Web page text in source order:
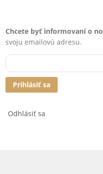
Chcete byť informovaní o
svoju emailovú adresu.
Prihlásiť sa
Odhlásiť sa